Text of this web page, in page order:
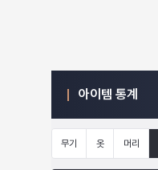
아이템 통계
무기 옷 머리